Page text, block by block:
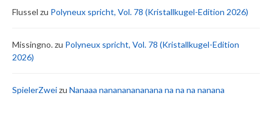
Flussel zu Polyneux spricht, Vol. 78 (Kristallkugel-Edition 2026)
Missingno.zu Polyneux spricht, Vol. 78 (Kristallkugel-Edition
2026)
SpielerZweizu Nanaaa nanananananana na na na nanana